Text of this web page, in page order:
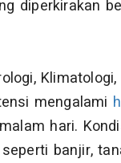
diperkirakan
mengalami
hari.
banjir,